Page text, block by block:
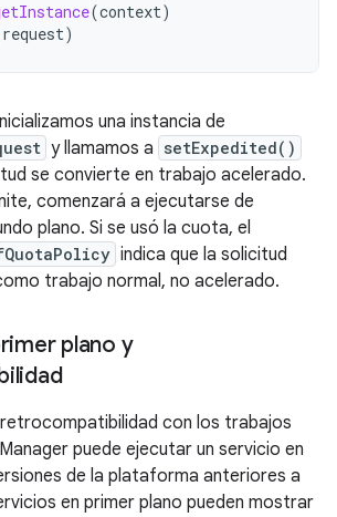
(context)
request)
una instancia de
y llamamos a setExpedited()
se convierte en trabajo acelerado.
comenzará a ejecutarse de
plano. Si se usó la cuota, el
indica que la solicitud
trabajo normal, no acelerado.
plano y
con los trabajos
puede ejecutar un servicio en
de la plataforma anteriores a
en primer plano pueden mostrar